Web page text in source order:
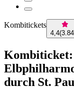
Kombitickets
4,4(
durch St.